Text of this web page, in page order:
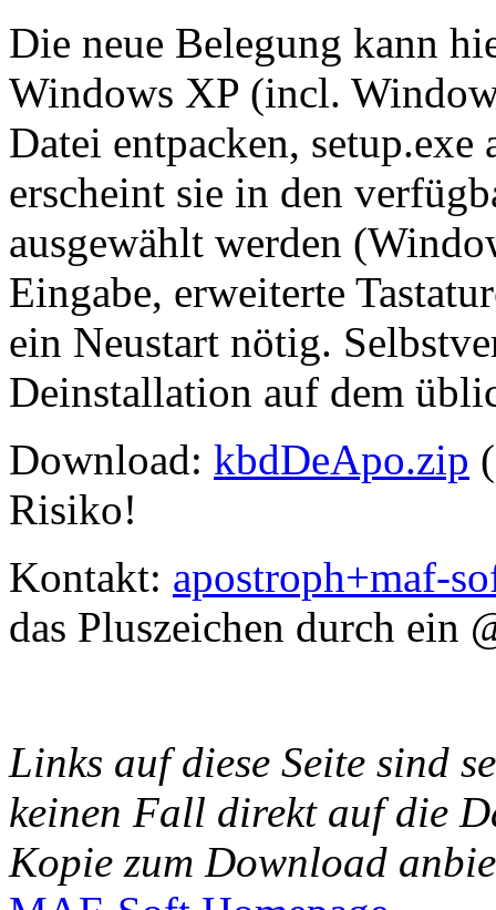
Die neue Belegung kann
Windows XP (incl.
Datei entpacken,
erscheint sie in den
ausgewählt werden
Eingabe, erweiterte
ein Neustart nötig.
Deinstallation auf dem
Download: kbdDeApo.zip
Risiko!
Kontakt: apostroph+maf-
das Pluszeichen durch ein
Links auf diese Seite sind
keinen Fall direkt auf die
Kopie zum Download